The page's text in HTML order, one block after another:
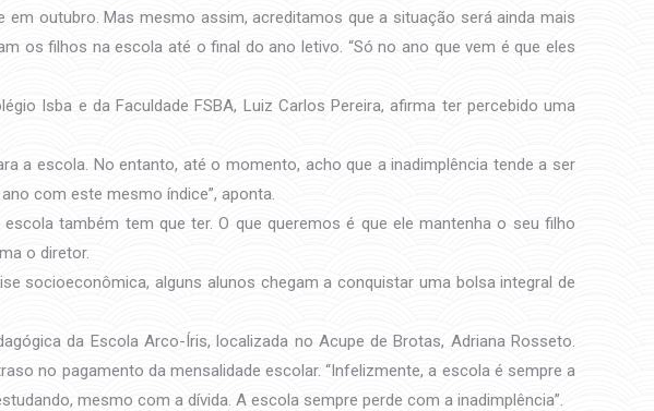
outubro. Mas mesmo assim, acreditamos que a situação será ainda mais
os filhos na escola até o final do ano letivo. “Só no ano que vem é que eles
Isba e da Faculdade FSBA, Luiz Carlos Pereira, afirma ter percebido uma
a escola. No entanto, até o momento, acho que a inadimplência tende a ser
com este mesmo índice”, aponta.
também tem que ter. O que queremos é que ele mantenha o seu filho
o diretor.
socioeconômica, alguns alunos chegam a conquistar uma bolsa integral de
da Escola Arco-Íris, localizada no Acupe de Brotas, Adriana Rosseto.
no pagamento da mensalidade escolar. “Infelizmente, a escola é sempre a
mesmo com a dívida. A escola sempre perde com a inadimplência”.